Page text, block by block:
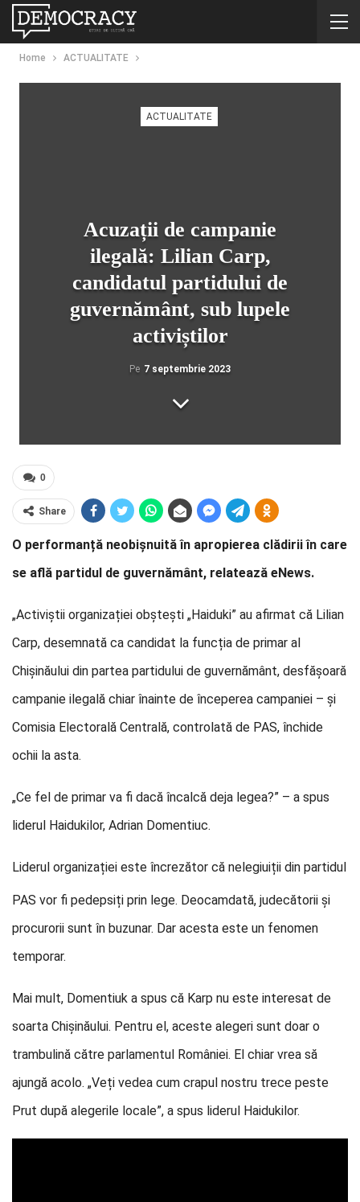
Home ACTUALITATE
ACTUALITATE
Acuzații de campanie
ilegală: Lilian Carp,
candidatul partidului de
guvernământ, sub lupele
activiștilor
Pe 7 septembrie 2023
0
Share
O performanță neobișnuită în apropierea clădirii în care
se află partidul de guvernământ, relatează eNews.
„Activiștii organizației obștești „Haiduki” au afirmat că Lilian
Carp, desemnată ca candidat la funcția de primar al
Chișinăului din partea partidului de guvernământ, desfășoară
campanie ilegală chiar înainte de începerea campaniei – și
Comisia Electorală Centrală, controlată de PAS, închide
ochii la asta.
„Ce fel de primar va fi dacă încalcă deja legea?” – a spus
liderul Haidukilor, Adrian Domentiuc.
Liderul organizației este încrezător că nelegiuiții din partidul
PAS vor fi pedepsiți prin lege. Deocamdată, judecătorii și
procurorii sunt în buzunar. Dar acesta este un fenomen
temporar.
Mai mult, Domentiuk a spus că Karp nu este interesat de
soarta Chișinăului. Pentru el, aceste alegeri sunt doar o
trambulină către parlamentul României. El chiar vrea să
ajungă acolo. „Veți vedea cum crapul nostru trece peste
Prut după alegerile locale”, a spus liderul Haidukilor.